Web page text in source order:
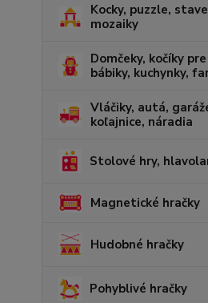
Kocky, puzzle,
mozaiky
Domčeky, kočíky pre
bábiky, kuchynky,
Vláčiky, autá,
koľajnice, náradia
Stolové hry,
Magnetické hračky
Hudobné hračky
Pohyblivé hračky